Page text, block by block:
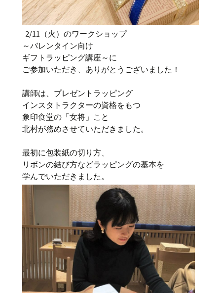
2/11（火）のワークショップ
～バレンタイン向け
ギフトラッピング講座～に
ご参加いただき、ありがとうございました！
講師は、プレゼントラッピング
インスタトラクターの資格をもつ
象印食堂の「女将」こと
北村が務めさせていただきました。
最初に包装紙の切り方、
リボンの結び方などラッピングの基本を
学んでいただきました。